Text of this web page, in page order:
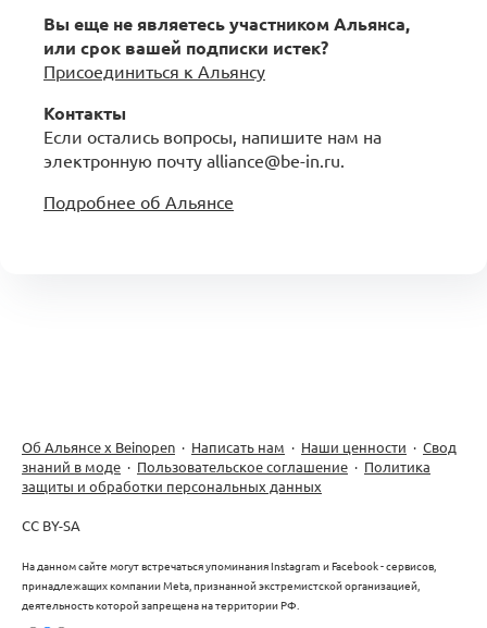
Вы еще не являетесь участником Альянса,
или срок вашей подписки истек?
Присоединиться к Альянсу
Контакты
Если остались вопросы, напишите нам на
электронную почту alliance@be-in.ru.
Подробнее об Альянсе
Об Альянсе х Beinopen · Написать нам · Наши ценности · Свод
знаний в моде · Пользовательское соглашение · Политика
защиты и обработки персональных данных
CC BY-SA
На данном сайте могут встречаться упоминания Instagram и Facebook - сервисов,
принадлежащих компании Meta, признанной экстремистской организацией,
деятельность которой запрещена на территории РФ.